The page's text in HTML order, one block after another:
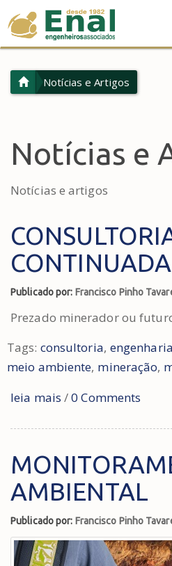
Notícias e Artigos
Notícias e
Notícias e artigos
Publicado por: Francisco Pinho
Prezado minerador ou
Tags: consultoria,
meio ambiente, mineração,
leia mais /0 Comments
AMBIENTAL
Publicado por: Francisco Pinho